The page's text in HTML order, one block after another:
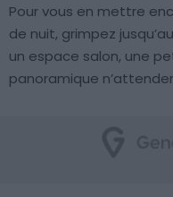
Pour vous en mettre
de nuit, grimpez
un espace salon, une
panoramique